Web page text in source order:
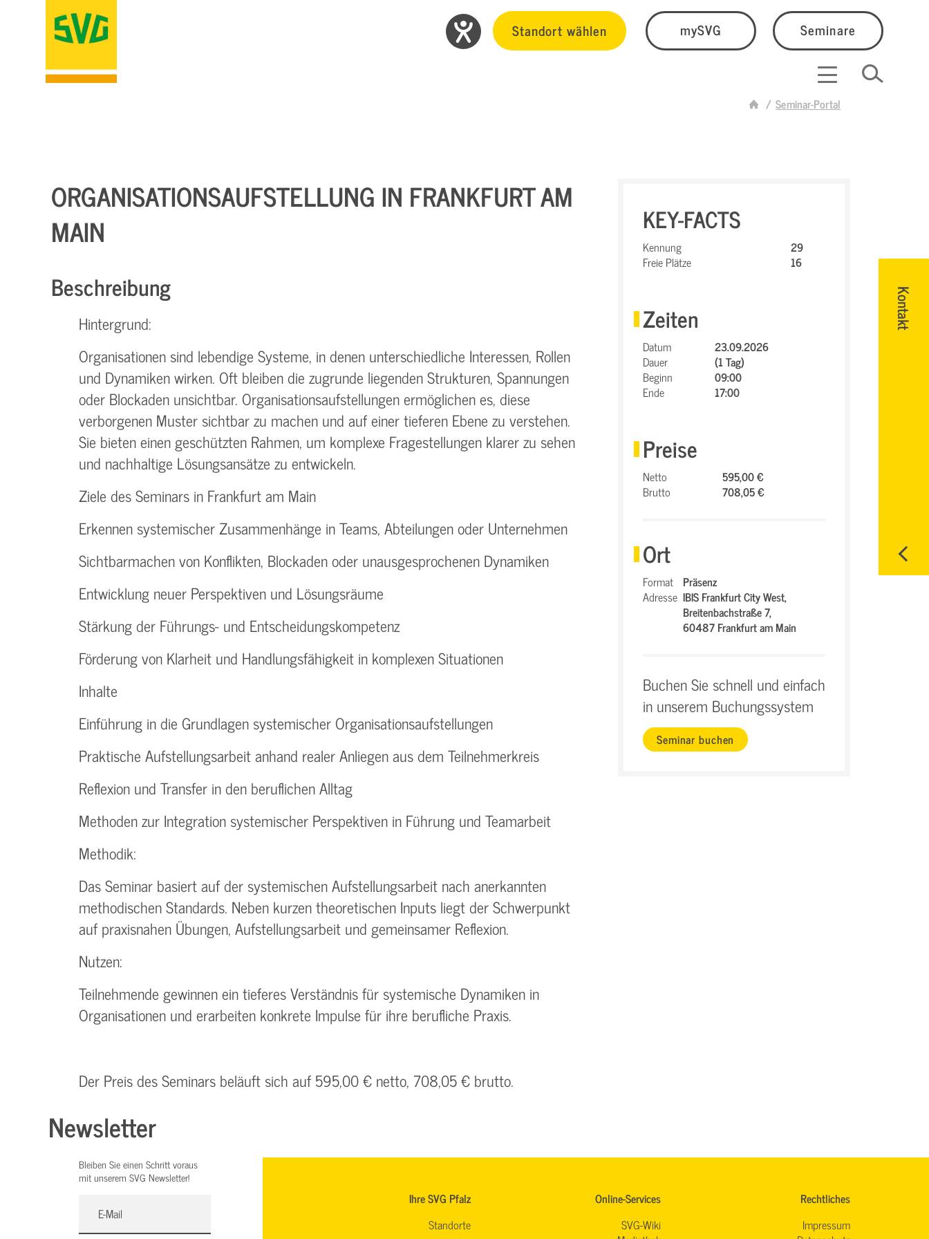
Standort wählen mySVG Seminare
Seminar-Portal
Kontakt
ORGANISATIONSAUFSTELLUNG IN FRANKFURT AM
MAIN
Beschreibung
Hintergrund:
Organisationen sind lebendige Systeme, in denen unterschiedliche Interessen, Rollen
und Dynamiken wirken. Oft bleiben die zugrunde liegenden Strukturen, Spannungen
oder Blockaden unsichtbar. Organisationsaufstellungen ermöglichen es, diese
verborgenen Muster sichtbar zu machen und auf einer tieferen Ebene zu verstehen.
Sie bieten einen geschützten Rahmen, um komplexe Fragestellungen klarer zu sehen
und nachhaltige Lösungsansätze zu entwickeln.
Ziele des Seminars in Frankfurt am Main
Erkennen systemischer Zusammenhänge in Teams, Abteilungen oder Unternehmen
Sichtbarmachen von Konflikten, Blockaden oder unausgesprochenen Dynamiken
Entwicklung neuer Perspektiven und Lösungsräume
Stärkung der Führungs- und Entscheidungskompetenz
Förderung von Klarheit und Handlungsfähigkeit in komplexen Situationen
Inhalte
Einführung in die Grundlagen systemischer Organisationsaufstellungen
Praktische Aufstellungsarbeit anhand realer Anliegen aus dem Teilnehmerkreis
Reflexion und Transfer in den beruflichen Alltag
Methoden zur Integration systemischer Perspektiven in Führung und Teamarbeit
Methodik:
Das Seminar basiert auf der systemischen Aufstellungsarbeit nach anerkannten
methodischen Standards. Neben kurzen theoretischen Inputs liegt der Schwerpunkt
auf praxisnahen Übungen, Aufstellungsarbeit und gemeinsamer Reflexion.
Nutzen:
Teilnehmende gewinnen ein tieferes Verständnis für systemische Dynamiken in
Organisationen und erarbeiten konkrete Impulse für ihre berufliche Praxis.
Der Preis des Seminars beläuft sich auf 595,00 € netto, 708,05 € brutto.
KEY-FACTS
Kennung
29
Freie Plätze
16
Zeiten
Datum
23.09.2026
Dauer
(1 Tag)
Beginn
09:00
Ende
17:00
Preise
Netto
595,00 €
Brutto
708,05 €
Ort
Format Präsenz
Adresse IBIS Frankfurt City West,
Breitenbachstraße 7,
60487 Frankfurt am Main
Buchen Sie schnell und einfach
in unserem Buchungssystem
Seminar buchen
Newsletter
Bleiben Sie einen Schritt voraus
mit unserem SVG Newsletter!
Ihre SVG Pfalz
Standorte
Online-Services
SVG-Wiki
Rechtliches
Impressum